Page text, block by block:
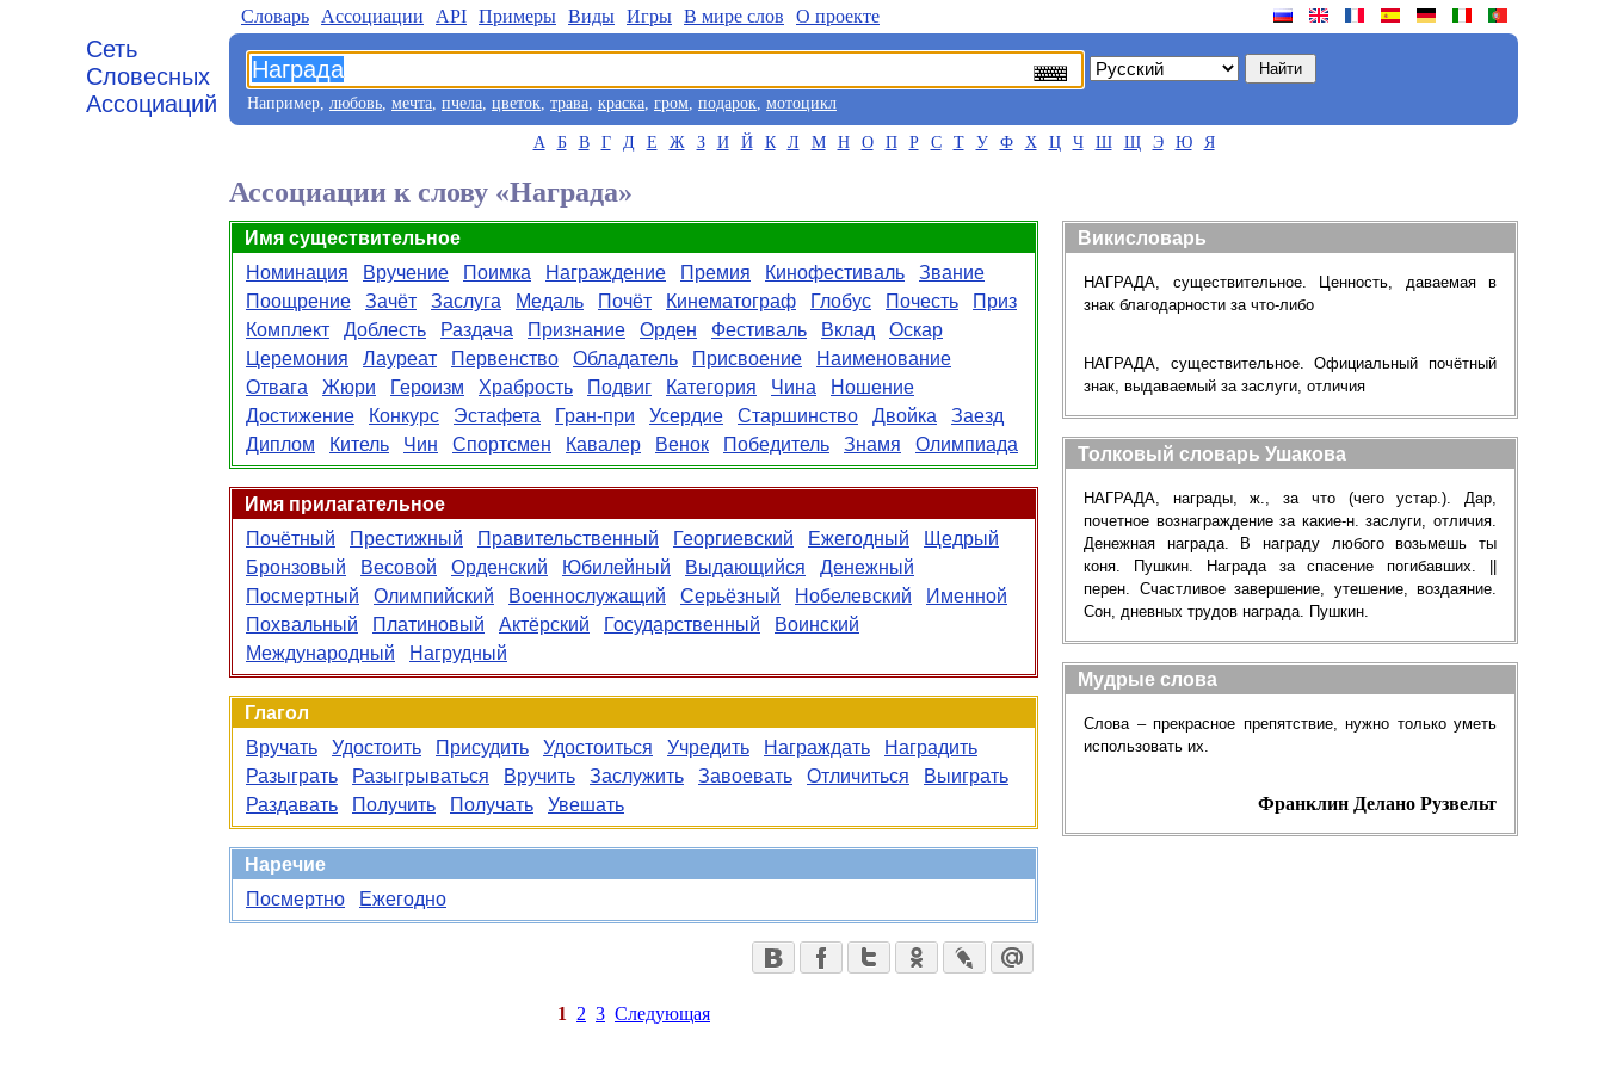
Сеть
Словесных
Ассоциаций
Словарь Aссоциации API Примеры Виды Игры В мире слов О проекте
Например, любовь, мечта, пчела, цветок, трава, краска, гром, подарок, мотоцикл
А Б В Г Д Е Ж З И Й К Л М Н О П Р С Т У Ф Х Ц Ч Ш Щ Э Ю Я
Ассоциации к слову «Награда»
Имя существительное
Номинация
Вручение Поимка Награждение Премия Кинофестиваль
Звание
Поощрение
Зачёт Заслуга Медаль Почёт Кинематограф Глобус Почесть
Приз
Комплект
Доблесть Раздача Признание Орден Фестиваль Вклад
Оскар
Церемония
Лауреат Первенство Обладатель Присвоение
Наименование
Отвага
Жюри Героизм Храбрость Подвиг Категория Чина
Ношение
Достижение
Конкурс Эстафета Гран-при Усердие Старшинство Двойка
Заезд
Диплом
Китель Чин Спортсмен Кавалер Венок Победитель Знамя Олимпиада
Имя прилагательное
Почётный
Престижный Правительственный Георгиевский Ежегодный
Щедрый
Бронзовый
Весовой Орденский Юбилейный Выдающийся
Денежный
Посмертный
Олимпийский Военнослужащий Серьёзный Нобелевский
Именной
Похвальный
Платиновый Актёрский Государственный
Воинский
Международный
Нагрудный
Глагол
Вручать
Удостоить Присудить Удостоиться Учредить Награждать
Наградить
Разыграть
Разыгрываться Вручить Заслужить Завоевать Отличиться
Выиграть
Раздавать
Получить Получать Увешать
Наречие
Посмертно
Ежегодно
1 2 3 Следующая
Викисловарь
НАГРАДА, существительное. Ценность, даваемая в
знак благодарности за что-либо
НАГРАДА, существительное. Официальный почётный
знак, выдаваемый за заслуги, отличия
Толковый словарь Ушакова
НАГРАДА, награды, ж., за что (чего устар.). Дар,
почетное вознаграждение за какие-н. заслуги, отличия.
Денежная награда. В награду любого возьмешь ты
коня. Пушкин. Награда за спасение погибавших. ||
перен. Счастливое завершение, утешение, воздаяние.
Сон, дневных трудов награда. Пушкин.
Мудрые слова
Слова – прекрасное препятствие, нужно только уметь
использовать их.
Франклин Делано Рузвельт